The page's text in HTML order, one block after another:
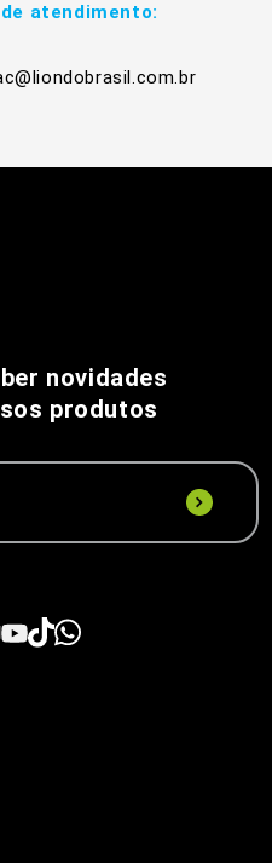
atendimento:
novidades
produtos